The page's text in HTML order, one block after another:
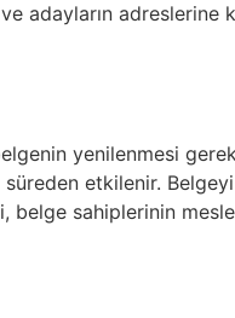
adayların adreslerine
yenilenmesi
etkilenir.
belge sahiplerinin